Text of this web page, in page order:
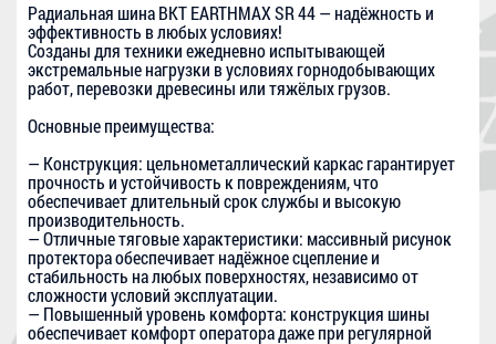
Радиальная шина BKT EARTHMAX SR 44 — надёжность и
эффективность в любых условиях!
Созданы для техники ежедневно испытывающей
экстремальные нагрузки в условиях горнодобывающих
работ, перевозки древесины или тяжёлых грузов.
Основные преимущества:
— Конструкция: цельнометаллический каркас гарантирует
прочность и устойчивость к повреждениям, что
обеспечивает длительный срок службы и высокую
производительность.
— Отличные тяговые характеристики: массивный рисунок
протектора обеспечивает надёжное сцепление и
стабильность на любых поверхностях, независимо от
сложности условий эксплуатации.
— Повышенный уровень комфорта: конструкция шины
обеспечивает комфорт оператора даже при регулярной